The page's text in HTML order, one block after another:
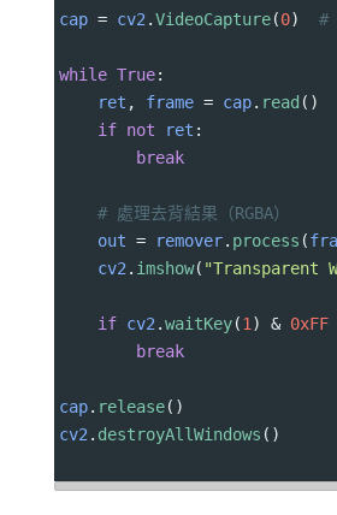
cap = cv2 .VideoCapture(0) #
while True:
ret , frame = cap. read ()
if not ret :
break
# 處理去背結果（RGBA）
out = remover. process (
cv2 . imshow( "Transparent
if cv2 .waitKey(1 ) & 0xFF
break
cap. release()
cv2 . destroyAllWindows ()